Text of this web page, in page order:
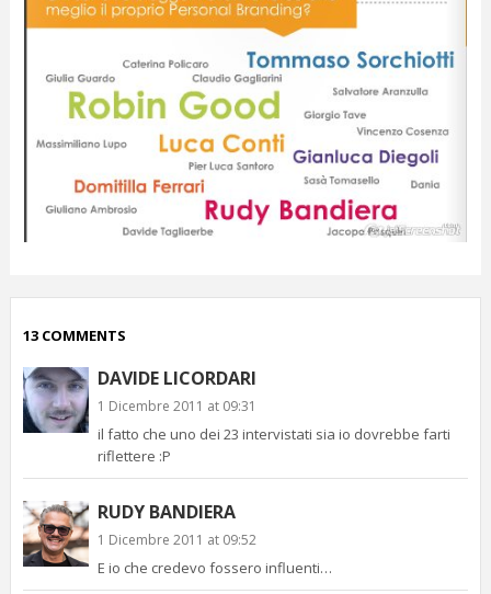
13 COMMENTS
DAVIDE LICORDARI
1 Dicembre 2011 at 09:31
il fatto che uno dei 23 intervistati sia io dovrebbe farti
riflettere :P
RUDY BANDIERA
1 Dicembre 2011 at 09:52
E io che credevo fossero influenti…